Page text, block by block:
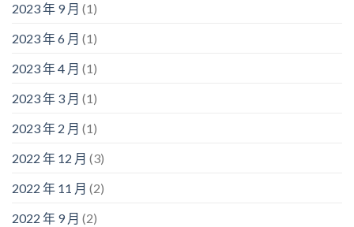
2023 年 9 月 (1)
2023 年 6 月 (1)
2023 年 4 月 (1)
2023 年 3 月 (1)
2023 年 2 月 (1)
2022 年 12 月 (3)
2022 年 11 月 (2)
2022 年 9 月 (2)